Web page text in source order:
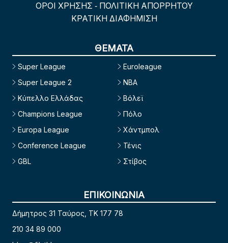
ΟΡΟΙ ΧΡΗΣΗΣ - ΠΟΛΙΤΙΚΗ ΑΠΟΡΡΗΤΟΥ
ΚΡΑΤΙΚΗ ΔΙΑΦΗΜΙΣΗ
ΘΕΜΑΤΑ
Super League
Super League 2
Κύπελλο Ελλάδας
Champions League
Europa League
Conference League
GBL
Euroleague
NBA
Βόλεϊ
Πόλο
Χάντμπολ
Τένις
Στίβος
ΕΠΙΚΟΙΝΩΝΙΑ
Δήμητρος 31 Ταύρος, TK 177 78
210 34 89 000